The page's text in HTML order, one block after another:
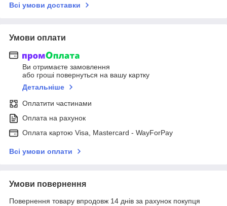
Всі умови доставки
Умови оплати
Ви отримаєте замовлення
або гроші повернуться на вашу картку
Детальніше
Оплатити частинами
Оплата на рахунок
Оплата картою Visa, Mastercard - WayForPay
Всі умови оплати
Умови повернення
Повернення товару впродовж 14 днів за рахунок покупця